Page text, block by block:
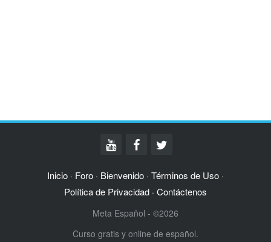
Inicio · Foro · Bienvenido · Términos de Uso ·
Política de Privacidad · Contáctenos
Meta Español - ©2026
Curso gratis y online de español.